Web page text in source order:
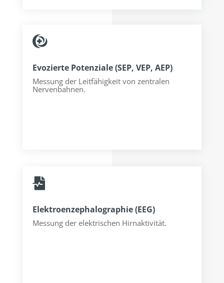

Evozierte Potenziale (SEP, VEP, AEP)
Messung der Leitfähigkeit von zentralen
Nervenbahnen.

Elektroenzephalographie (EEG)
Messung der elektrischen Hirnaktivität.